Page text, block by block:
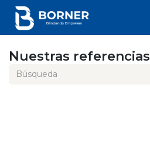
Nuestras referencias